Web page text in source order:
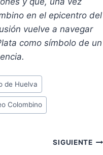
en el epicentro del
vuelve a navegar
como símbolo de un
de Huelva
Colombino
SIGUIENTE